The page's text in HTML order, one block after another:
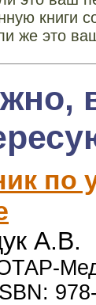
книги
же это
по
А.В.